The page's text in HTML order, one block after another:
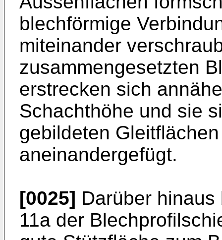
blechförmige
miteinander
zusammengesetzten
erstrecken sich
Schachthöhe und sie
gebildeten
aneinandergefügt.
[0025] Darüber
11a der